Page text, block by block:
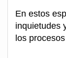
En estos
inquietudes
los